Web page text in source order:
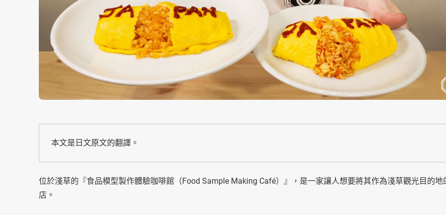
本文是日文原文的翻譯。
位於淺草的『食品模型製作體驗咖啡館（Food Sample Making Café）』，是一家讓人想要將其作為淺草觀光目的地
店。